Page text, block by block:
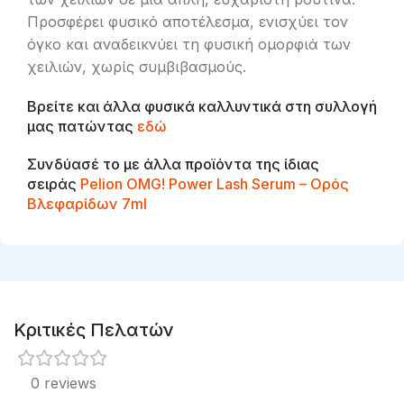
Προσφέρει φυσικό αποτέλεσμα, ενισχύει τον
όγκο και αναδεικνύει τη φυσική ομορφιά των
χειλιών, χωρίς συμβιβασμούς.
Βρείτε και άλλα φυσικά καλλυντικά στη συλλογή
μας πατώντας εδώ
Συνδύασέ το με άλλα προϊόντα της ίδιας
σειράς Pelion OMG! Power Lash Serum – Ορός
Βλεφαρίδων 7ml
Κριτικές Πελατών
0 reviews